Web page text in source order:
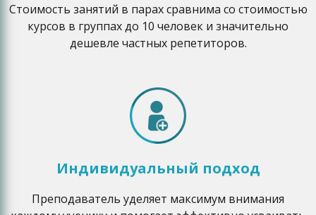
Стоимость занятий в парах сравнима со стоимостью
курсов в группах до 10 человек и значительно
дешевле частных репетиторов.
Индивидуальный подход
Преподаватель уделяет максимум внимания